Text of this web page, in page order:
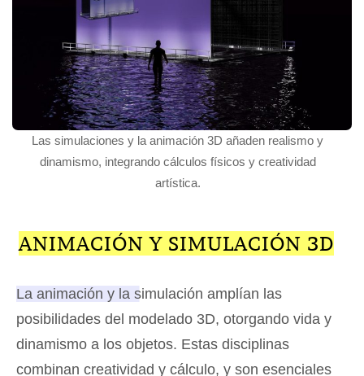
Las simulaciones y la animación 3D añaden realismo y
dinamismo, integrando cálculos físicos y creatividad
artística.
ANIMACIÓN Y SIMULACIÓN 3D
La animación y la simulación amplían las
posibilidades del modelado 3D, otorgando vida y
dinamismo a los objetos. Estas disciplinas
combinan creatividad y cálculo, y son esenciales